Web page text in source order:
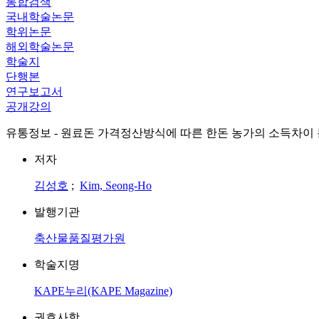
국내학술논문
학위논문
해외학술논문
학술지
단행본
연구보고서
공개강의
유통정보 - 원료돈 가격정산방식에 따른 한돈 농가의 소득차이
저자
김성호 ; Kim, Seong-Ho
발행기관
축산물품질평가원
학술지명
KAPE누리(KAPE Magazine)